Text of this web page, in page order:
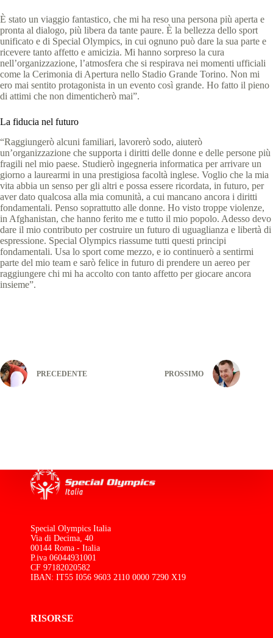
È stato un viaggio fantastico, che mi ha reso una persona più aperta e
pronta al dialogo, più libera da tante paure. È la bellezza dello sport
unificato e di Special Olympics, in cui ognuno può dare la sua parte e
ricevere tanto affetto e amicizia. Mi hanno sorpreso la cura
nell’organizzazione, l’atmosfera che si respirava nei momenti ufficiali
come la Cerimonia di Apertura nello Stadio Grande Torino. Non mi
ero mai sentito protagonista in un evento così grande. Ho fatto il pieno
di attimi che non dimenticherò mai”.
La fiducia nel futuro
“Raggiungerò alcuni familiari, lavorerò sodo, aiuterò
un’organizzazione che supporta i diritti delle donne e delle persone più
fragili nel mio paese. Studierò ingegneria informatica per arrivare un
giorno a laurearmi in una prestigiosa facoltà inglese. Voglio che la mia
vita abbia un senso per gli altri e possa essere ricordata, in futuro, per
aver dato qualcosa alla mia comunità, a cui mancano ancora i diritti
fondamentali. Penso soprattutto alle donne. Ho visto troppe violenze,
in Afghanistan, che hanno ferito me e tutto il mio popolo. Adesso devo
dare il mio contributo per costruire un futuro di uguaglianza e libertà di
espressione. Special Olympics riassume tutti questi principi
fondamentali. Usa lo sport come mezzo, e io continuerò a sentirmi
parte del mio team e sarò felice in futuro di prendere un aereo per
raggiungere chi mi ha accolto con tanto affetto per giocare ancora
insieme”.
PRECEDENTE PROSSIMO
Special Olympics Italia
Via di Decima, 40
00144 Roma - Italia
P.iva 06044931001
CF 97182020582
IBAN: IT55 I056 9603 2110 0000 7290 X19
RISORSE